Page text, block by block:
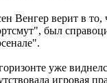
Венгер верит в то,
был
уже
игровая